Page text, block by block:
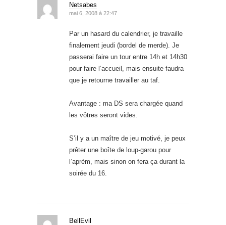
Netsabes
mai 6, 2008 à 22:47
Par un hasard du calendrier, je travaille
finalement jeudi (bordel de merde). Je
passerai faire un tour entre 14h et 14h30
pour faire l’accueil, mais ensuite faudra
que je retourne travailler au taf.
Avantage : ma DS sera chargée quand
les vôtres seront vides.
S’il y a un maître de jeu motivé, je peux
prêter une boîte de loup-garou pour
l’aprèm, mais sinon on fera ça durant la
soirée du 16.
BellEvil